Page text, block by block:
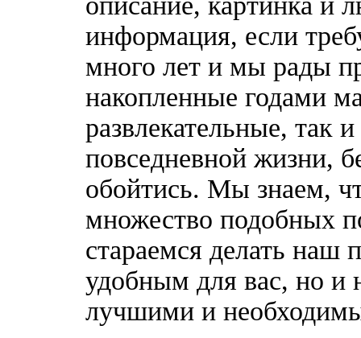
информация, если
много лет и мы рады
накопленные годами
развлекательные, так
повседневной жизни,
обойтись. Мы знаем,
множество подобных
стараемся делать наш
удобным для вас, но и
лучшими и